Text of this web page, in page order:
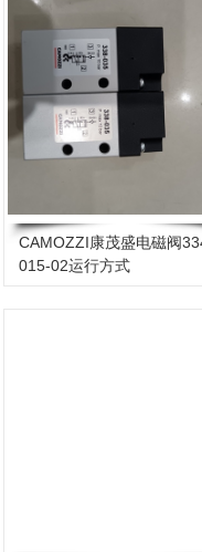
CAMOZZI康茂盛电磁阀
015-02运行方式